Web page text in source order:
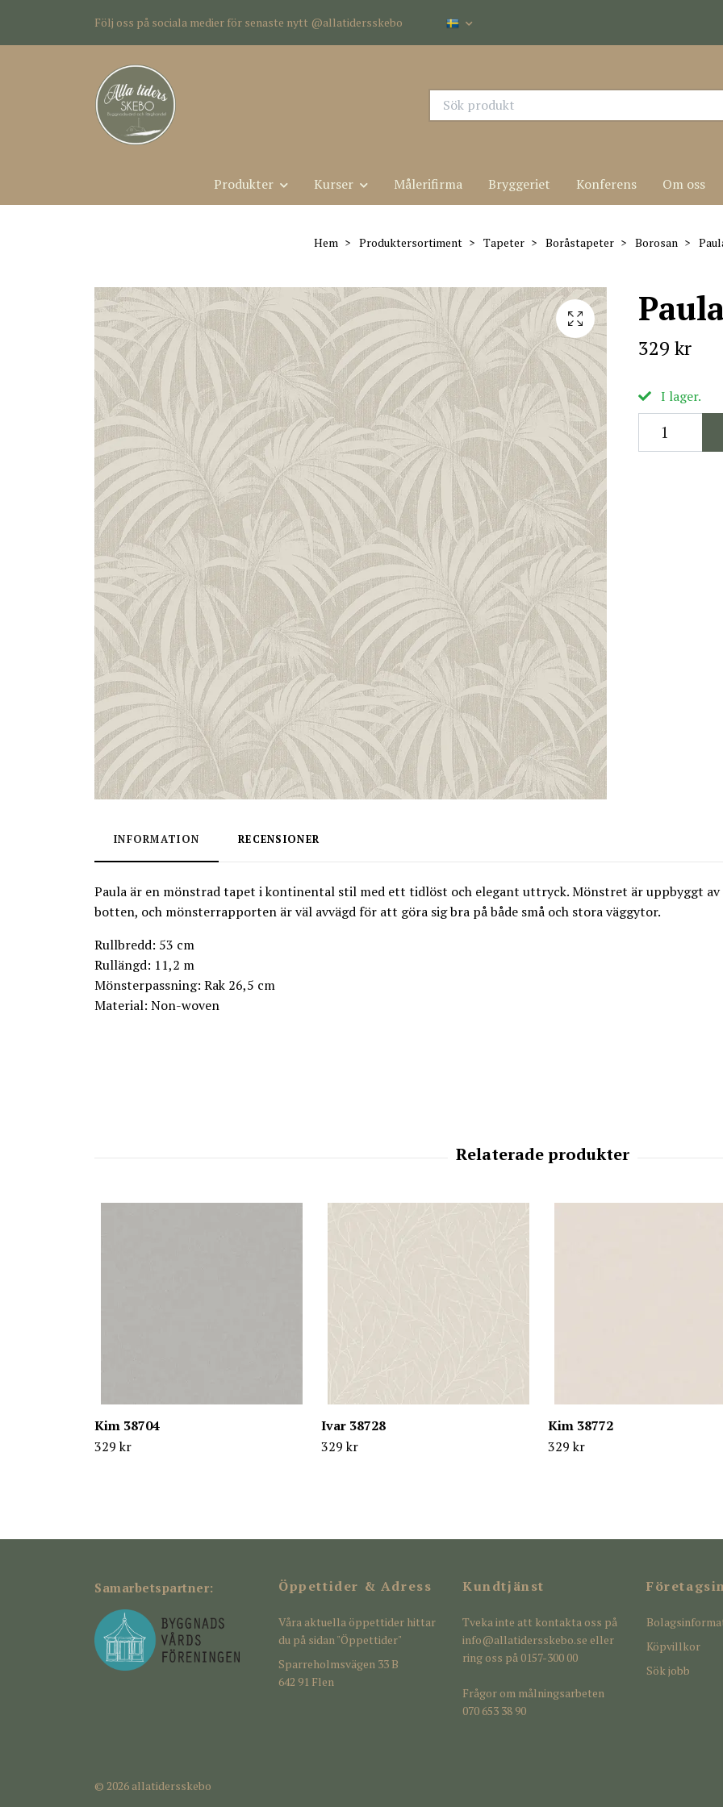
Följ oss på sociala medier för senaste nytt @allatidersskebo
Produkter Kurser Målerifirma Bryggeriet Konferens Om oss
Hem Produktersortiment Tapeter Boråstapeter Borosan
329 kr
I lager.
INFORMATION RECENSIONER
Paula är en mönstrad tapet i kontinental stil med ett tidlöst och elegant uttryck. Mönstret är uppbyggt
botten, och mönsterrapporten är väl avvägd för att göra sig bra på både små och stora väggytor.
Rullbredd: 53 cm
Rullängd: 11,2 m
Mönsterpassning: Rak 26,5 cm
Material: Non-woven
Kim 38704
329 kr
Ivar 38728
329 kr
Kim 38772
329 kr
Samarbetspartner: Öppettider & Adress
Våra aktuella öppettider hittar
du på sidan "Öppettider"
Sparreholmsvägen 33 B
642 91 Flen
Kundtjänst
Tveka inte att kontakta oss på
info@allatidersskebo.se eller
ring oss på 0157-300 00
Frågor om målningsarbeten
070 653 38 90
Köpvillkor
Sök jobb
© 2026 allatidersskebo